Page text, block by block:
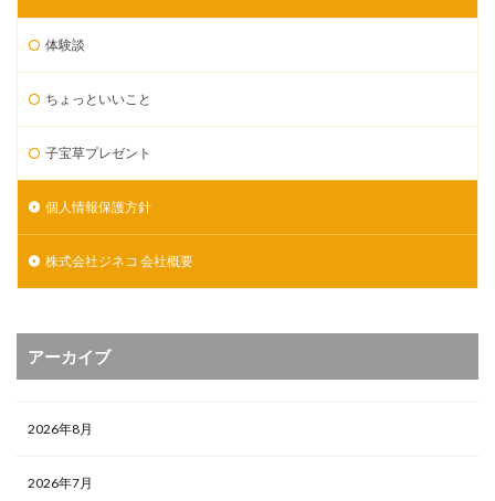
体験談
ちょっといいこと
子宝草プレゼント
個人情報保護方針
株式会社ジネコ 会社概要
アーカイブ
2026年8月
2026年7月